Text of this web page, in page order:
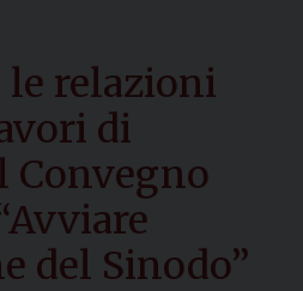
le relazioni
di
Convegno
del Sinodo”